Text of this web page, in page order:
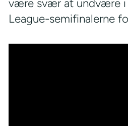
være svær at undvære i
League-semifinalerne